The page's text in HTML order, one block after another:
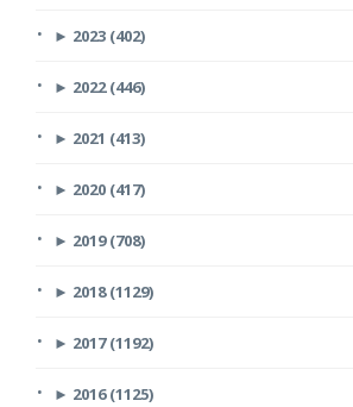
► 2023 (402)
► 2022 (446)
► 2021 (413)
► 2020 (417)
► 2019 (708)
► 2018 (1129)
► 2017 (1192)
► 2016 (1125)